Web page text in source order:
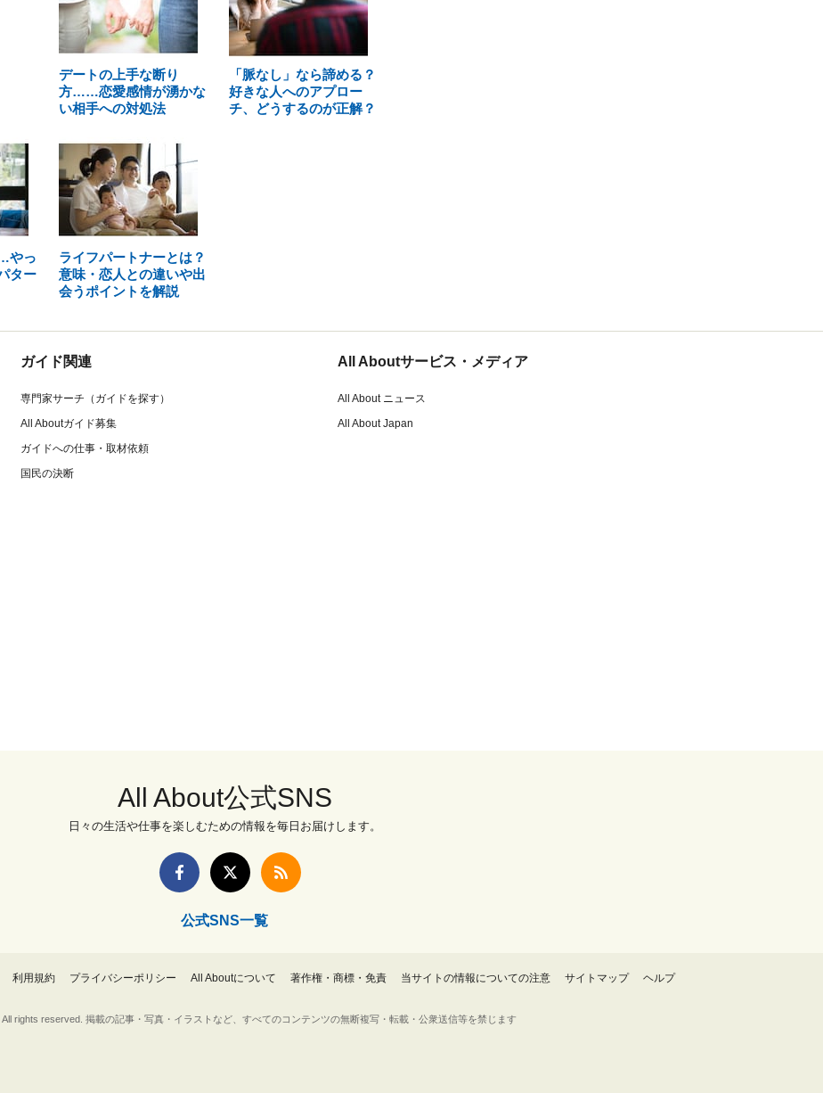
デートの上手な断り
方……恋愛感情が湧かな
い相手への対処法
「脈なし」なら諦める？
好きな人へのアプロー
チ、どうするのが正解？
やっ
ター
ライフパートナーとは？
意味・恋人との違いや出
会うポイントを解説
ガイド関連
専門家サーチ（ガイドを探す）
All Aboutガイド募集
ガイドへの仕事・取材依頼
国民の決断
All Aboutサービス・メディア
All About ニュース
All About Japan
All About公式SNS
日々の生活や仕事を楽しむための情報を毎日お届けします。
公式SNS一覧
利用規約 プライバシーポリシー All Aboutについて 著作権・商標・免責 当サイトの情報についての注意 サイトマップ ヘルプ
All rights reserved. 掲載の記事・写真・イラストなど、すべてのコンテンツの無断複写・転載・公衆送信等を禁じます